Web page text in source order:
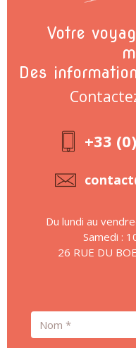
Votre
Des
+33
Du lundi au
Samedi :
26 RUE DU
Nom